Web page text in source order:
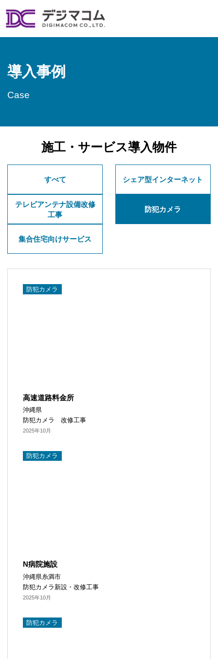
SERVICE
Security Camera​
防犯カメラ​
導入事例
Case
施工・サービス導入物件
すべて シェア型インターネット​
テレビアンテナ設備改修
工事​
防犯カメラ​
集合住宅向けサービス​
防犯カメラ​
高速道路料金所
沖縄県
防犯カメラ 改修工事
2025年10月
防犯カメラ​
N病院施設
沖縄県糸満市
防犯カメラ新設・改修工事
2025年10月
防犯カメラ​